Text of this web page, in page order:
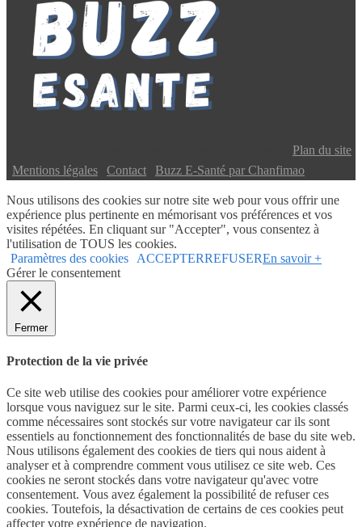
Plan du site
Mentions légales Contact Buzz E-Santé par Chanfimao
Nous utilisons des cookies sur notre site web pour vous offrir une
expérience plus pertinente en mémorisant vos préférences et vos
visites répétées. En cliquant sur "Accepter", vous consentez à
l'utilisation de TOUS les cookies.
Paramètres des cookies ACCEPTERREFUSEREn savoir +
Gérer le consentement
Fermer
Protection de la vie privée
Ce site web utilise des cookies pour améliorer votre expérience
lorsque vous naviguez sur le site. Parmi ceux-ci, les cookies classés
comme nécessaires sont stockés sur votre navigateur car ils sont
essentiels au fonctionnement des fonctionnalités de base du site web.
Nous utilisons également des cookies de tiers qui nous aident à
analyser et à comprendre comment vous utilisez ce site web. Ces
cookies ne seront stockés dans votre navigateur qu'avec votre
consentement. Vous avez également la possibilité de refuser ces
cookies. Toutefois, la désactivation de certains de ces cookies peut
affecter votre expérience de navigation.